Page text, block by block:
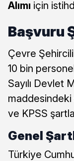
Alımı için
Başvuru
Çevre
10 bin
Sayılı Devlet
maddesindeki
ve KPSS
Genel
Türkiye